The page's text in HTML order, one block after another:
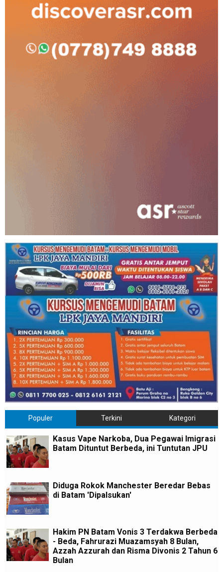
Populer Terkini Kategori
Kasus Vape Narkoba, Dua Pegawai Imigrasi
Batam Dituntut Berbeda, ini Tuntutan JPU
Diduga Rokok Manchester Beredar Bebas
di Batam 'Dipalsukan'
Hakim PN Batam Vonis 3 Terdakwa Berbeda
- Beda, Fahrurazi Muazamsyah 8 Bulan,
Azzah Azzurah dan Risma Divonis 2 Tahun 6
Bulan